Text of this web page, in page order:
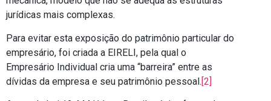
jurídicas mais complexas.
Para evitar esta exposição do patrimônio particular do
empresário, foi criada a EIRELI, pela qual o
Empresário Individual cria uma “barreira” entre as
dívidas da empresa e seu patrimônio pessoal.[2]